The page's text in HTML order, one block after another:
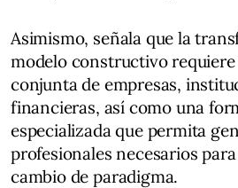
Asimismo, señala que la
modelo constructivo
conjunta de empresas,
financieras, así como una
especializada que permita
profesionales necesarios
cambio de paradigma.